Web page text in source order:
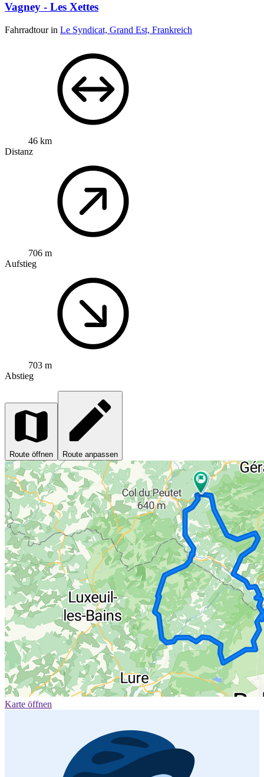
Vagney - Les Xettes
Fahrradtour in Le Syndicat, Grand Est, Frankreich
46 km
Distanz
706 m
Aufstieg
703 m
Abstieg
Route öffnen Route anpassen
Karte öffnen